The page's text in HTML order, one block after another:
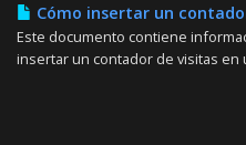
Cómo insertar un
Este documento contiene
insertar un contador de visitas en